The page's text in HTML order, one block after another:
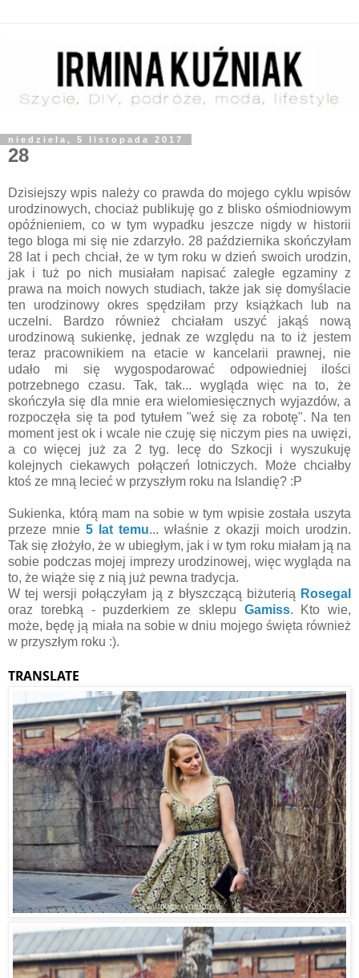
niedziela, 5 listopada 2017
28
Dzisiejszy wpis należy co prawda do mojego cyklu wpisów
urodzinowych, chociaż publikuję go z blisko ośmiodniowym
opóźnieniem, co w tym wypadku jeszcze nigdy w historii
tego bloga mi się nie zdarzyło. 28 października skończyłam
28 lat i pech chciał, że w tym roku w dzień swoich urodzin,
jak i tuż po nich musiałam napisać zaległe egzaminy z
prawa na moich nowych studiach, także jak się domyślacie
ten urodzinowy okres spędziłam przy książkach lub na
uczelni. Bardzo również chciałam uszyć jakąś nową
urodzinową sukienkę, jednak ze względu na to iż jestem
teraz pracownikiem na etacie w kancelarii prawnej, nie
udało mi się wygospodarować odpowiedniej ilości
potrzebnego czasu. Tak, tak... wygląda więc na to, że
skończyła się dla mnie era wielomiesięcznych wyjazdów, a
rozpoczęła się ta pod tytułem "weź się za robotę". Na ten
moment jest ok i wcale nie czuję się niczym pies na uwięzi,
a co więcej już za 2 tyg. lecę do Szkocji i wyszukuję
kolejnych ciekawych połączeń lotniczych. Może chciałby
ktoś ze mną lecieć w przyszłym roku na Islandię? :P
Sukienka, którą mam na sobie w tym wpisie została uszyta
przeze mnie 5 lat temu... właśnie z okazji moich urodzin.
Tak się złożyło, że w ubiegłym, jak i w tym roku miałam ją na
sobie podczas mojej imprezy urodzinowej, więc wygląda na
to, że wiąże się z nią już pewna tradycja.
W tej wersji połączyłam ją z błyszczącą biżuterią Rosegal
oraz torebką - puzderkiem ze sklepu Gamiss. Kto wie,
może, będę ją miała na sobie w dniu mojego święta również
w przyszłym roku :).
TRANSLATE